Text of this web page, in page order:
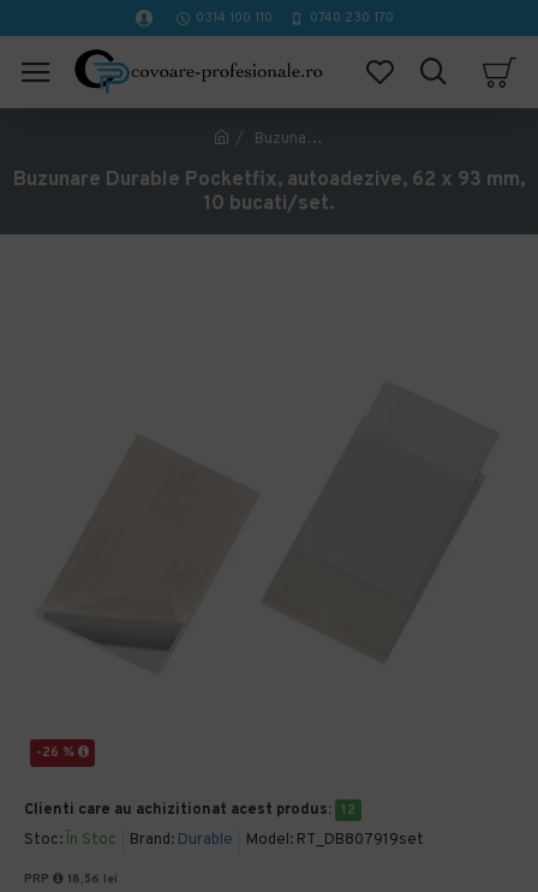
0314 100 110 0740 230 170
Buzunare Durable Pocketfix, autoadezive, 62 x 93 mm, 10 bucati/set.
Buzunare Durable Pocketfix, autoadezive, 62 x 93 mm,
10 bucati/set.
-26 %
Clienti care au achizitionat acest produs: 12
Stoc: În Stoc Brand: Durable Model: RT_DB807919set
PRP 18,56 lei